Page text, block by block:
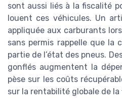
sont aussi liés à la fiscalité
louent ces véhicules. Un
appliquée aux carburants
sans permis rappelle que la
partie de l’état des pneus.
gonflés augmentent la
pèse sur les coûts
sur la rentabilité globale de